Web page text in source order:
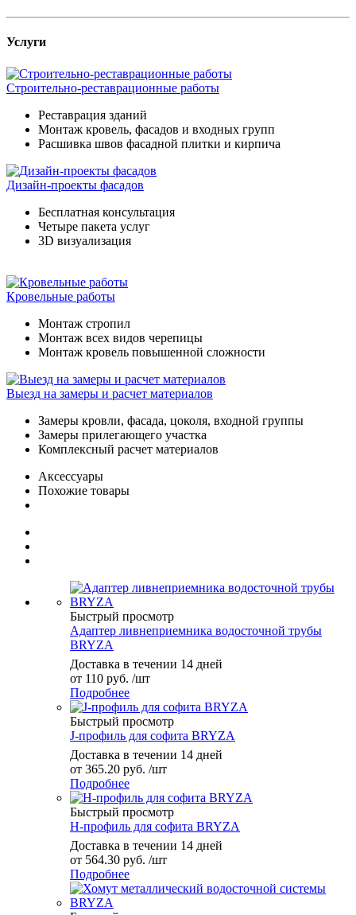
Услуги
Строительно-реставрационные работы
Реставрация зданий
Монтаж кровель, фасадов и входных групп
Расшивка швов фасадной плитки и кирпича
Дизайн-проекты фасадов
Бесплатная консультация
Четыре пакета услуг
3D визуализация
Кровельные работы
Монтаж стропил
Монтаж всех видов черепицы
Монтаж кровель повышенной сложности
Выезд на замеры и расчет материалов
Замеры кровли, фасада, цоколя, входной группы
Замеры прилегающего участка
Комплексный расчет материалов
Аксессуары
Похожие товары
Быстрый просмотр
Адаптер ливнеприемника водосточной трубы
BRYZA
Доставка в течении 14 дней
от 110 руб. /шт
Подробнее
Быстрый просмотр
J-профиль для софита BRYZA
Доставка в течении 14 дней
от 365.20 руб. /шт
Подробнее
Быстрый просмотр
H-профиль для софита BRYZA
Доставка в течении 14 дней
от 564.30 руб. /шт
Подробнее